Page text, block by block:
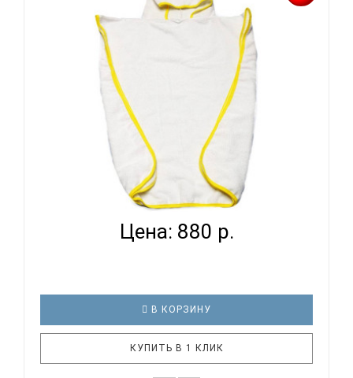
подарит Вашему малышу комфорт и спокойствие.
Натуральная махровая ткань легко впитывает
влагу, способствует приятны..
ЛЕС ТЕКСТИЛЬ SNOW 120X70 - ПОЛОТЕНЦЕ...
Цена: 880 р.
В КОРЗИНУ
КУПИТЬ В 1 КЛИК